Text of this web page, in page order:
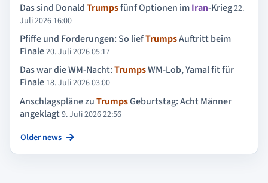
Das sind DonaldTrumpsfünf Optionen imIran-Krieg22.
Juli 2026 16:00
Pfiffe und Forderungen: So liefTrumpsAuftritt beim
Finale20. Juli 2026 05:17
Das war die WM-Nacht:TrumpsWM-Lob, Yamal fit für
Finale 18. Juli 2026 03:00
Anschlagspläne zuTrumpsGeburtstag: Acht Männer
angeklagt9. Juli 2026 22:56
Older news